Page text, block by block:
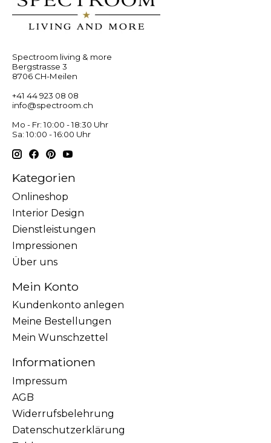
Spectroom living & more
Bergstrasse 3
8706 CH-Meilen
+41 44 923 08 08
info@spectroom.ch
Mo - Fr: 10:00 - 18:30 Uhr
Sa: 10:00 - 16:00 Uhr
Kategorien
Onlineshop
Interior Design
Dienstleistungen
Impressionen
Über uns
Mein Konto
Kundenkonto anlegen
Meine Bestellungen
Mein Wunschzettel
Informationen
Impressum
AGB
Widerrufsbelehrung
Datenschutzerklärung